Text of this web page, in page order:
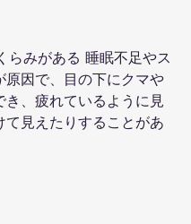
らみがある 睡眠不足やス
原因で、目の下にクマや
き、疲れているように見
て見えたりすることがあ